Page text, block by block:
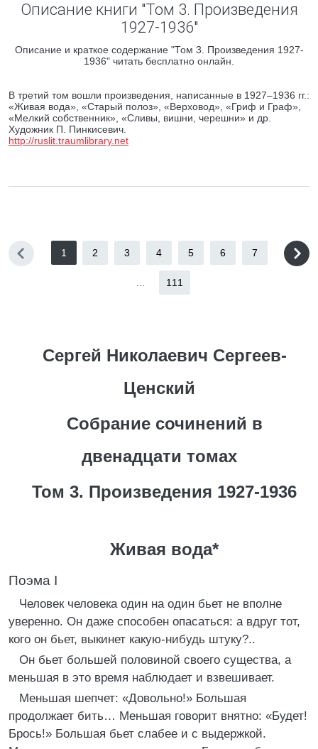
Описание книги "Том 3. Произведения
1927-1936"
Описание и краткое содержание "Том 3. Произведения 1927-
1936" читать бесплатно онлайн.
В третий том вошли произведения, написанные в 1927–1936 гг.:
«Живая вода», «Старый полоз», «Верховод», «Гриф и Граф»,
«Мелкий собственник», «Сливы, вишни, черешни» и др.
Художник П. Пинкисевич.
http://ruslit.traumlibrary.net
1 2 3 4 5 6 7
111
Сергей Николаевич Сергеев-
Ценский
Собрание сочинений в
двенадцати томах
Том 3. Произведения 1927-1936
Живая вода*
Поэма I
Человек человека один на один бьет не вполне
уверенно. Он даже способен опасаться: а вдруг тот,
кого он бьет, выкинет какую-нибудь штуку?..
Он бьет большей половиной своего существа, а
меньшая в это время наблюдает и взвешивает.
Меньшая шепчет: «Довольно!» Большая
продолжает бить… Меньшая говорит внятно: «Будет!
Брось!» Большая бьет слабее и с выдержкой.